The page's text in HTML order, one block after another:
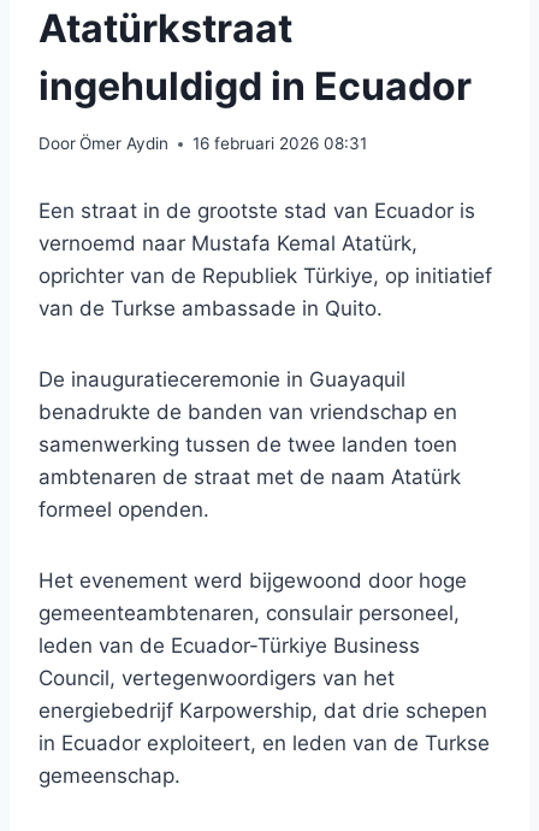
Atatürkstraat
ingehuldigd in Ecuador
DoorÖmer Aydin 16 februari 2026 08:31
Een straat in de grootste stad van Ecuador is
vernoemd naar Mustafa Kemal Atatürk,
oprichter van de Republiek Türkiye, op initiatief
van de Turkse ambassade in Quito.
De inauguratieceremonie in Guayaquil
benadrukte de banden van vriendschap en
samenwerking tussen de twee landen toen
ambtenaren de straat met de naam Atatürk
formeel openden.
Het evenement werd bijgewoond door hoge
gemeenteambtenaren, consulair personeel,
leden van de Ecuador-Türkiye Business
Council, vertegenwoordigers van het
energiebedrijf Karpowership, dat drie schepen
in Ecuador exploiteert, en leden van de Turkse
gemeenschap.